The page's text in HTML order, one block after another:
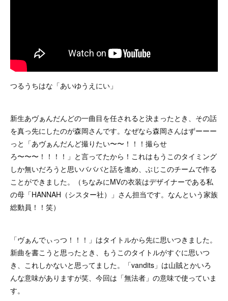
つるうちはな「あいゆうえにい」
新生あヴぁんだんどの一曲目を任されると決まったとき、その話
を真っ先にしたのが森岡さんです。なぜなら森岡さんはずーーー
っと「あヴぁんだんど撮りたい〜〜！！！撮らせ
ろ〜〜〜！！！！」と言ってたから！これはもうこのタイミング
しか無いだろうと思いバババと話を進め、ぶじこのチームで作る
ことができました。（ちなみにMVの衣装はデザイナーである私
の母「HANNAH（シスター社）」さん担当です。なんという家族
総動員！！笑）
「ヴぁんでぃっつ！！！」はタイトルから先に思いつきました。
新曲を書こうと思ったとき、もうこのタイトルがすぐに思いつ
き、これしかないと思ってました。「vandits」は山賊とかいろ
んな意味がありますが笑、今回は「無法者」の意味で使っていま
す。